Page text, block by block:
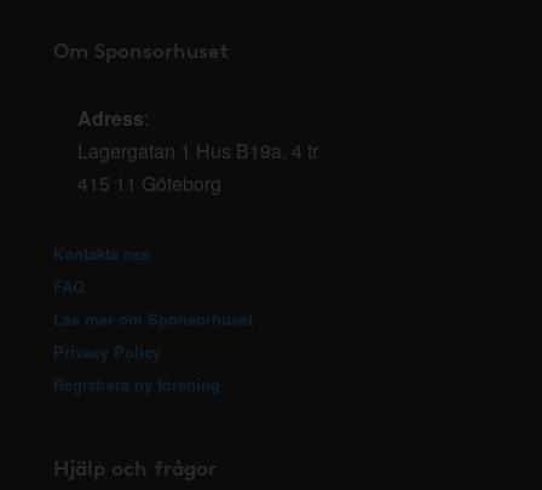
Om Sponsorhuset
Adress:
Lagergatan 1 Hus B19a, 4 tr
415 11 Göteborg
Kontakta oss
FAQ
Läs mer om Sponsorhuset
Privacy Policy
Registrera ny förening
Hjälp och frågor